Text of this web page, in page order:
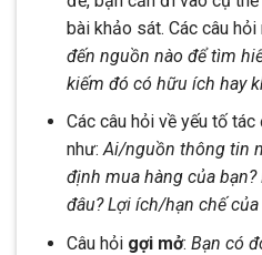
bài khảo sát. Các câu hỏi
đến nguồn nào để tìm
kiếm đó có hữu ích hay
Các câu hỏi về yếu tố
như:Ai/nguồn thông tin
định mua hàng của
đâu? Lợi ích/hạn chế
Câu hỏi gợi mở: Bạn có